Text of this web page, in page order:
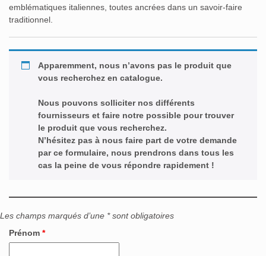
emblématiques italiennes, toutes ancrées dans un savoir-faire
traditionnel.
Apparemment, nous n’avons pas le produit que
vous recherchez en catalogue.
Nous pouvons solliciter nos différents
fournisseurs et faire notre possible pour trouver
le produit que vous recherchez.
N’hésitez pas à nous faire part de votre demande
par ce formulaire, nous prendrons dans tous les
cas la peine de vous répondre rapidement !
Les champs marqués d’une * sont obligatoires
Prénom *